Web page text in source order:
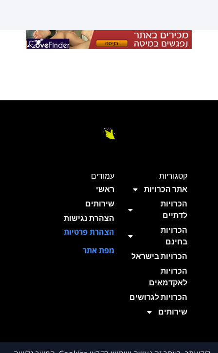
קטגוריות
אתר הכרויות
הכרויות
לדתיים
הכרויות
בחינם
הכרויות בישראל
הכרויות
לאקדמאים
הכרויות לגרושים
שירותים
עמודים
ראשי
שירותים
הצהרת נגישות
הצהרת פרטיות
מפת אתר